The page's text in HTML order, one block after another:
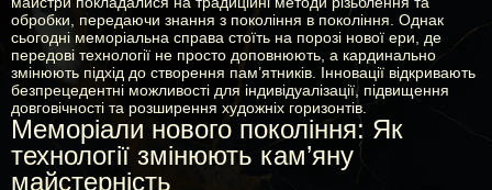
обробки, передаючи знання з покоління в покоління. Однак
сьогодні меморіальна справа стоїть на порозі нової ери, де
передові технології не просто доповнюють, а кардинально
змінюють підхід до створення пам’ятників. Інновації відкривають
безпрецедентні можливості для індивідуалізації, підвищення
довговічності та розширення художніх горизонтів.
Меморіали нового покоління: Як
технології змінюють кам’яну
майстерність